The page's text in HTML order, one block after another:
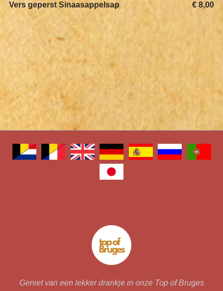
€ 8,00
Vers geperst Sinaasappelsap
Geniet van een lekker drankje in onze Top of Bruges